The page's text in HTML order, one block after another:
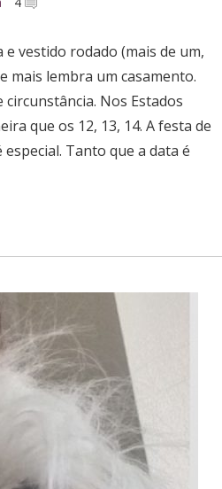
e vestido rodado (mais de um,
mais lembra um casamento.
Nos Estados
que os 12, 13, 14. A festa de
Tanto que a data é